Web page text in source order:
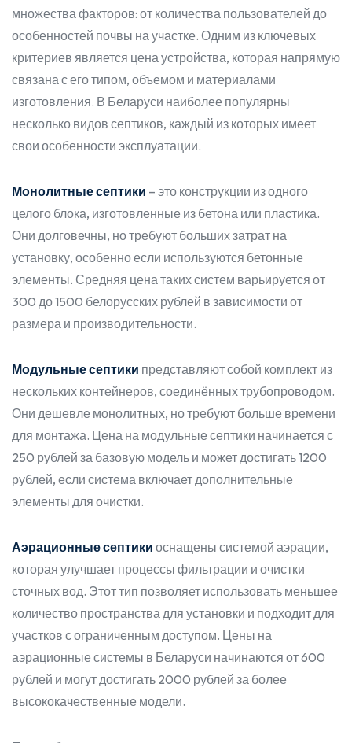
множества факторов: от количества пользователей до
особенностей почвы на участке. Одним из ключевых
критериев является цена устройства, которая напрямую
связана с его типом, объемом и материалами
изготовления. В Беларуси наиболее популярны
несколько видов септиков, каждый из которых имеет
свои особенности эксплуатации.
Монолитные септики – это конструкции из одного
целого блока, изготовленные из бетона или пластика.
Они долговечны, но требуют больших затрат на
установку, особенно если используются бетонные
элементы. Средняя цена таких систем варьируется от
300 до 1500 белорусских рублей в зависимости от
размера и производительности.
Модульные септики представляют собой комплект из
нескольких контейнеров, соединённых трубопроводом.
Они дешевле монолитных, но требуют больше времени
для монтажа. Цена на модульные септики начинается с
250 рублей за базовую модель и может достигать 1200
рублей, если система включает дополнительные
элементы для очистки.
Аэрационные септики оснащены системой аэрации,
которая улучшает процессы фильтрации и очистки
сточных вод. Этот тип позволяет использовать меньшее
количество пространства для установки и подходит для
участков с ограниченным доступом. Цены на
аэрационные системы в Беларуси начинаются от 600
рублей и могут достигать 2000 рублей за более
высококачественные модели.